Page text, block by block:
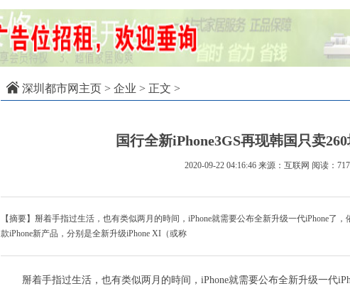
深圳都市网主页 > 企业 > 正文 >
国行全新iPhone3GS再现韩国只卖
2020-09-22 04:16:46 来源：互联网 阅读：717
【摘要】掰着手指过生活，也有类似两月的時间，iPhone就需要公布全新升级一代iPhone了
款iPhone新产品，分别是全新升级iPhone XI（或称
掰着手指过生活，也有类似两月的時间，iPhone就需要公布全新升级一代